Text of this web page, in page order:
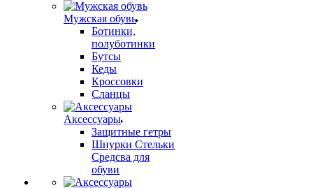
Мужская обувь
Ботинки,
полуботинки
Бутсы
Кеды
Кроссовки
Сланцы
Аксессуары
Защитные гетры
Шнурки Стельки
Средсва для
обуви